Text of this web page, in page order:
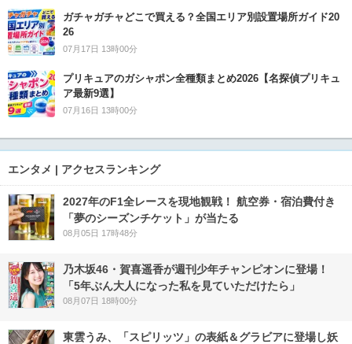
ガチャガチャどこで買える？全国エリア別設置場所ガイド20
26
07月17日 13時00分
プリキュアのガシャポン全種類まとめ2026【名探偵プリキュ
ア最新9選】
07月16日 13時00分
エンタメ | アクセスランキング
2027年のF1全レースを現地観戦！ 航空券・宿泊費付き
「夢のシーズンチケット」が当たる
08月05日 17時48分
乃木坂46・賀喜遥香が週刊少年チャンピオンに登場！
「5年ぶん大人になった私を見ていただけたら」
08月07日 18時00分
東雲うみ、「スピリッツ」の表紙＆グラビアに登場し妖